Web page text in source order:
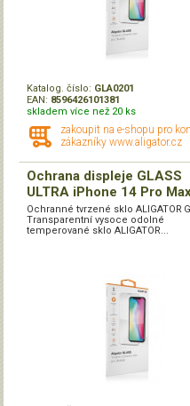
Katalog. číslo: GLA0201
EAN: 8596426101381
skladem více než 20 ks
zakoupit na e-shopu pro
zákazníky www.aligator.cz
Ochrana displeje GLASS
ULTRA iPhone 14 Pro
Ochranné tvrzené sklo ALIGATOR
Transparentní vysoce odolné
temperované sklo ALIGATOR...